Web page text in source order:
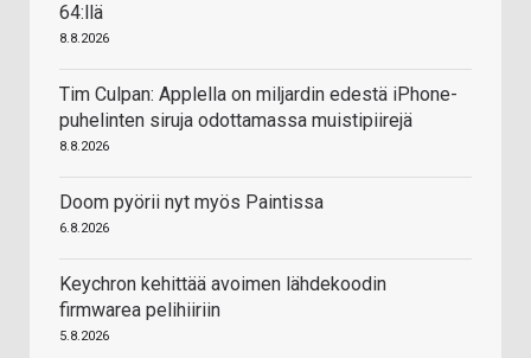
64:llä
8.8.2026
Tim Culpan: Applella on miljardin edestä iPhone-
puhelinten siruja odottamassa muistipiirejä
8.8.2026
Doom pyörii nyt myös Paintissa
6.8.2026
Keychron kehittää avoimen lähdekoodin
firmwarea pelihiiriin
5.8.2026